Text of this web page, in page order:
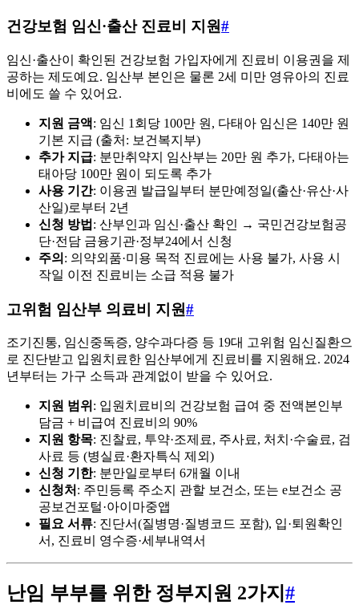
건강보험 임신·출산 진료비 지원#
임신·출산이 확인된 건강보험 가입자에게 진료비 이용권을 제
공하는 제도예요. 임산부 본인은 물론 2세 미만 영유아의 진료
비에도 쓸 수 있어요.
지원 금액: 임신 1회당 100만 원, 다태아 임신은 140만 원
기본 지급 (출처: 보건복지부)
추가 지급: 분만취약지 임산부는 20만 원 추가, 다태아는
태아당 100만 원이 되도록 추가
사용 기간: 이용권 발급일부터 분만예정일(출산·유산·사
산일)로부터 2년
신청 방법 : 산부인과 임신·출산 확인 → 국민건강보험공
단·전담 금융기관·정부24에서 신청
주의 : 의약외품·미용 목적 진료에는 사용 불가, 사용 시
작일 이전 진료비는 소급 적용 불가
고위험 임산부 의료비 지원#
조기진통, 임신중독증, 양수과다증 등 19대 고위험 임신질환으
로 진단받고 입원치료한 임산부에게 진료비를 지원해요. 2024
년부터는 가구 소득과 관계없이 받을 수 있어요.
지원 범위 : 입원치료비의 건강보험 급여 중 전액본인부
담금 + 비급여 진료비의 90%
지원 항목: 진찰료, 투약·조제료, 주사료, 처치·수술료, 검
사료 등 (병실료·환자특식 제외)
신청 기한: 분만일로부터 6개월 이내
신청처 : 주민등록 주소지 관할 보건소, 또는 e보건소 공
공보건포털·아이마중앱
필요 서류: 진단서(질병명·질병코드 포함), 입·퇴원확인
서, 진료비 영수증·세부내역서
난임 부부를 위한 정부지원 2가지 #